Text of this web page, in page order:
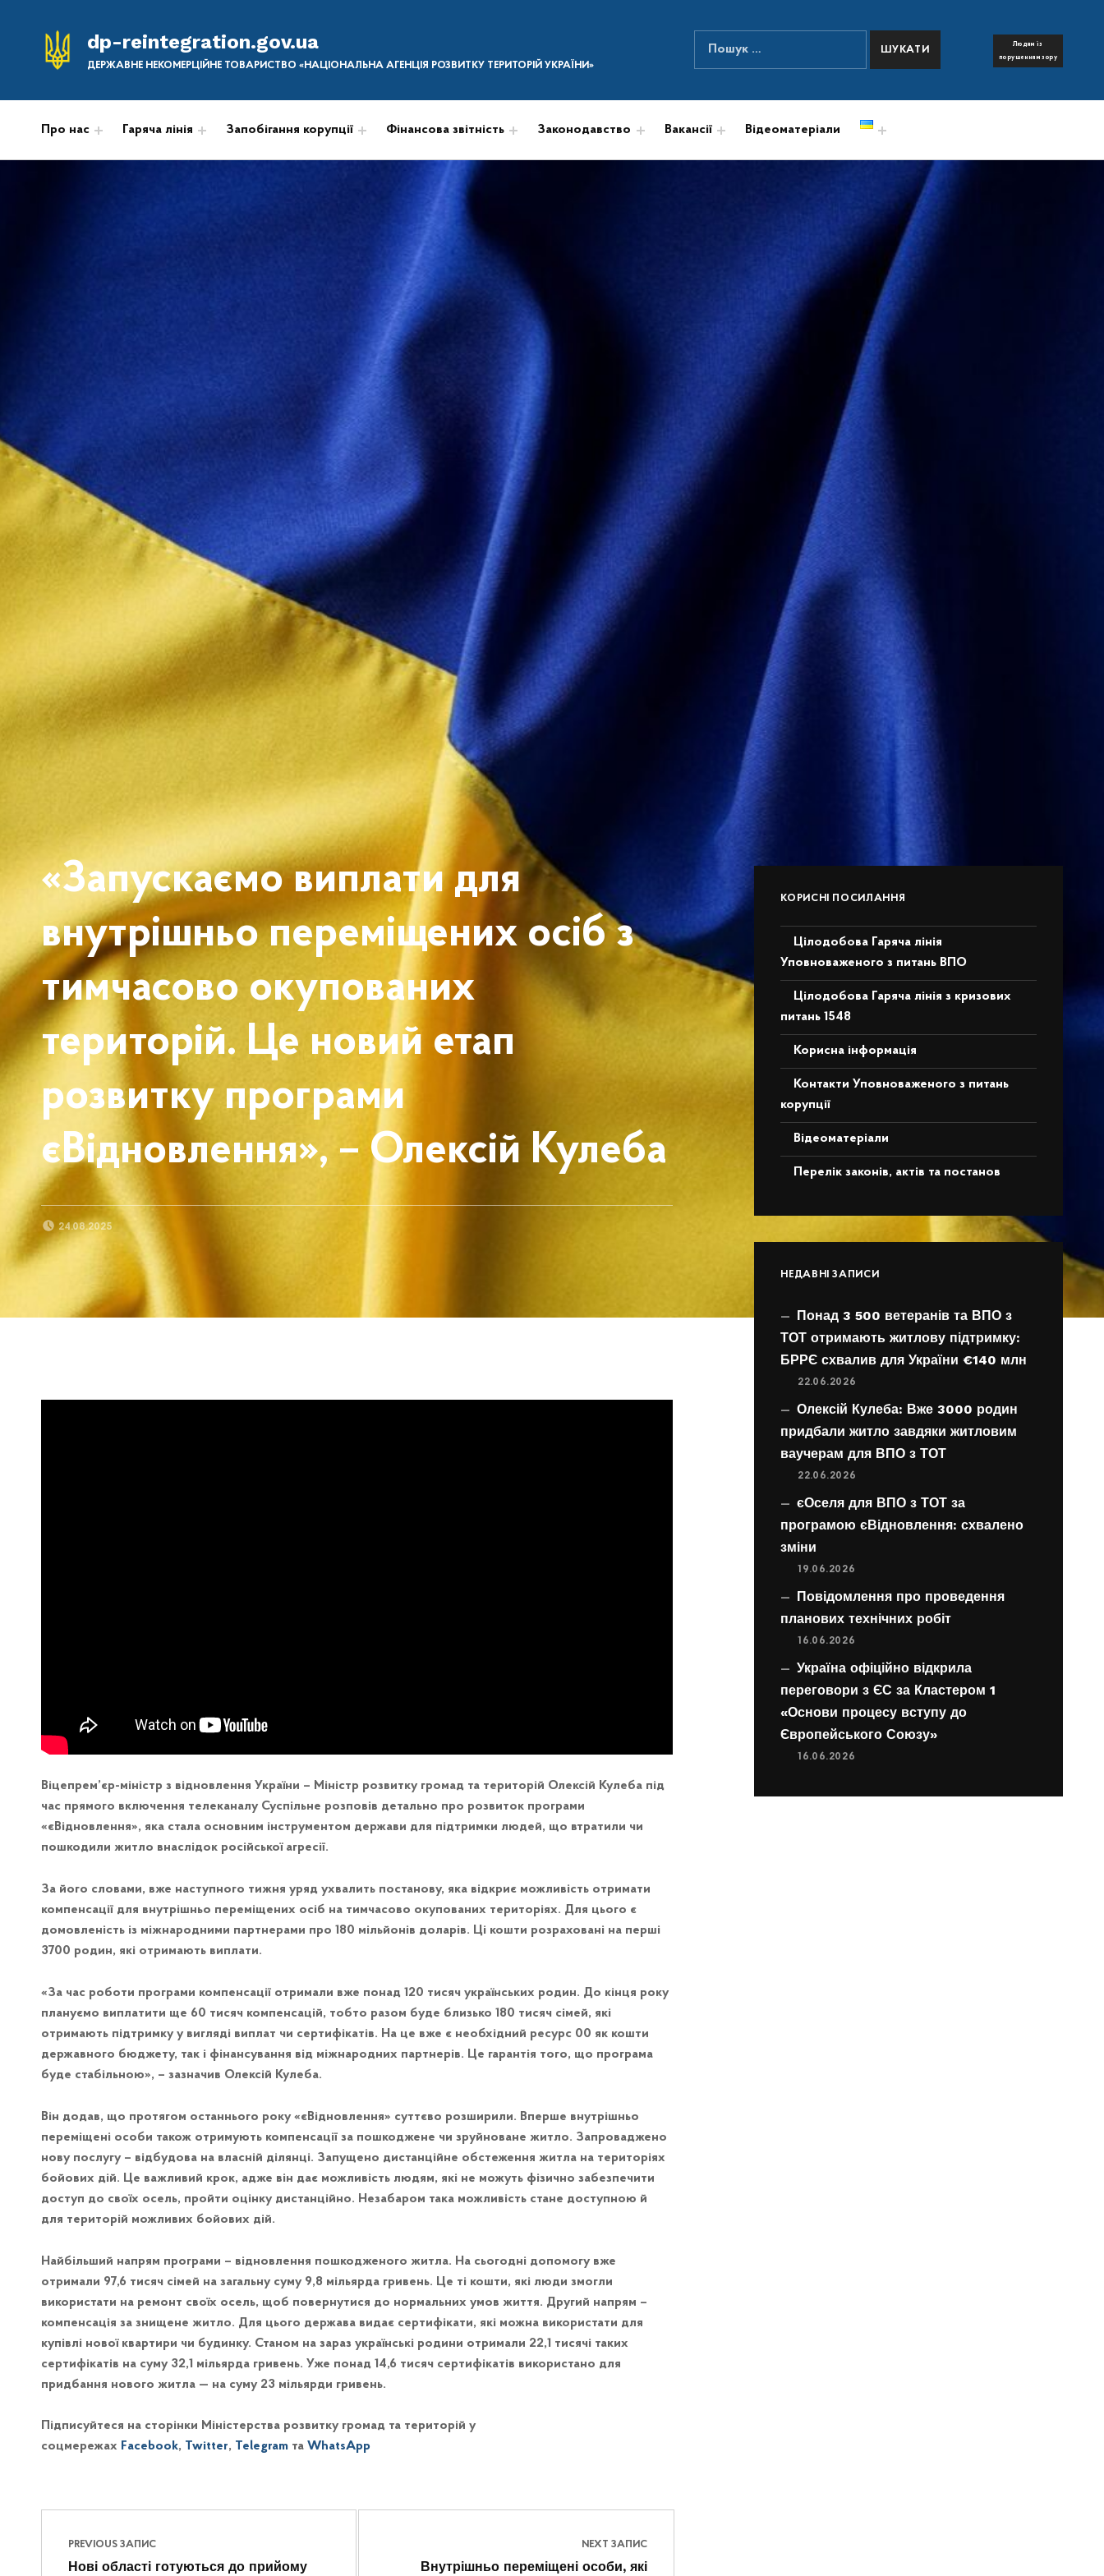
dp-reintegration.gov.ua
ДЕРЖАВНЕ НЕКОМЕРЦІЙНЕ ТОВАРИСТВО «НАЦІОНАЛЬНА АГЕНЦІЯ РОЗВИТКУ ТЕРИТОРІЙ УКРАЇНИ»
ПОШУК НА САЙТІ
Пошук:
Людям із
порушенням зору
Про нас Гаряча лінія Запобігання корупції Фінансова звітність Законодавство Вакансії Відеоматеріали
«Запускаємо виплати для
внутрішньо переміщених осіб з
тимчасово окупованих
територій. Це новий етап
розвитку програми
єВідновлення», – Олексій Кулеба
POSTED ON:
24.08.2025
Віцепрем’єр-міністр з відновлення України – Міністр розвитку громад та територій Олексій Кулеба під
час прямого включення телеканалу Суспільне розповів детально про розвиток програми
«єВідновлення», яка стала основним інструментом держави для підтримки людей, що втратили чи
пошкодили житло внаслідок російської агресії.
За його словами, вже наступного тижня уряд ухвалить постанову, яка відкриє можливість отримати
компенсації для внутрішньо переміщених осіб на тимчасово окупованих територіях. Для цього є
домовленість із міжнародними партнерами про 180 мільйонів доларів. Ці кошти розраховані на перші
3700 родин, які отримають виплати.
«За час роботи програми компенсації отримали вже понад 120 тисяч українських родин. До кінця року
плануємо виплатити ще 60 тисяч компенсацій, тобто разом буде близько 180 тисяч сімей, які
отримають підтримку у вигляді виплат чи сертифікатів. На це вже є необхідний ресурс 00 як кошти
державного бюджету, так і фінансування від міжнародних партнерів. Це гарантія того, що програма
буде стабільною», – зазначив Олексій Кулеба.
Він додав, що протягом останнього року «єВідновлення» суттєво розширили. Вперше внутрішньо
переміщені особи також отримують компенсації за пошкоджене чи зруйноване житло. Запроваджено
нову послугу – відбудова на власній ділянці. Запущено дистанційне обстеження житла на територіях
бойових дій. Це важливий крок, адже він дає можливість людям, які не можуть фізично забезпечити
доступ до своїх осель, пройти оцінку дистанційно. Незабаром така можливість стане доступною й
для територій можливих бойових дій.
Найбільший напрям програми – відновлення пошкодженого житла. На сьогодні допомогу вже
отримали 97,6 тисяч сімей на загальну суму 9,8 мільярда гривень. Це ті кошти, які люди змогли
використати на ремонт своїх осель, щоб повернутися до нормальних умов життя. Другий напрям –
компенсація за знищене житло. Для цього держава видає сертифікати, які можна використати для
купівлі нової квартири чи будинку. Станом на зараз українські родини отримали 22,1 тисячі таких
сертифікатів на суму 32,1 мільярда гривень. Уже понад 14,6 тисяч сертифікатів використано для
придбання нового житла — на суму 23 мільярди гривень.
Підписуйтеся на сторінки Міністерства розвитку громад та територій у
соцмережах Facebook, Twitter, Telegram та WhatsApp
Skip back to main navigation
Навігація записів
PREVIOUS ЗАПИС
Нові області готуються до прийому
NEXT ЗАПИС
Внутрішньо переміщені особи, які
КОРИСНІ ПОСИЛАННЯ
Цілодобова Гаряча лінія
Уповноваженого з питань ВПО
Цілодобова Гаряча лінія з кризових
питань 1548
Корисна інформація
Контакти Уповноваженого з питань
корупції
Відеоматеріали
Перелік законів, актів та постанов
НЕДАВНІ ЗАПИСИ
Понад 3 500 ветеранів та ВПО з
ТОТ отримають житлову підтримку:
БРРЄ схвалив для України €140 млн
22.06.2026
Олексій Кулеба: Вже 3000 родин
придбали житло завдяки житловим
ваучерам для ВПО з ТОТ
22.06.2026
єОселя для ВПО з ТОТ за
програмою єВідновлення: схвалено
зміни
19.06.2026
Повідомлення про проведення
планових технічних робіт
16.06.2026
Україна офіційно відкрила
переговори з ЄС за Кластером 1
«Основи процесу вступу до
Європейського Союзу»
16.06.2026